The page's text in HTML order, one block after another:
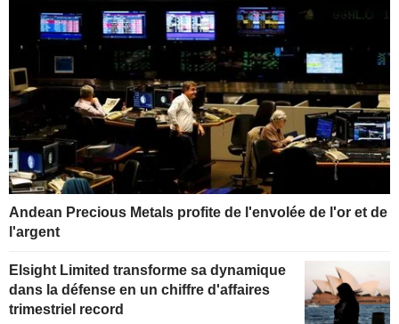
Andean Precious Metals profite de l'envolée de l'or et de
l'argent
Elsight Limited transforme sa dynamique
dans la défense en un chiffre d'affaires
trimestriel record